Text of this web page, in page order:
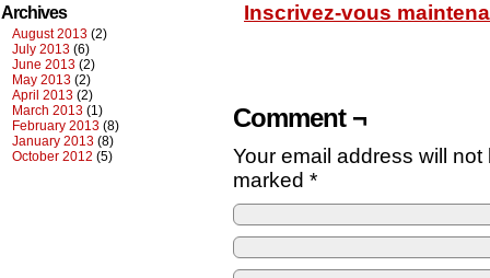
Archives
August 2013 (2)
July 2013 (6)
June 2013 (2)
May 2013 (2)
April 2013 (2)
March 2013 (1)
February 2013 (8)
January 2013 (8)
October 2012 (5)
Inscrivez-vous
Comment ¬
Your email address will
marked *